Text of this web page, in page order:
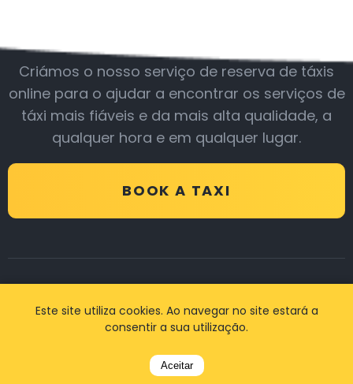
Criámos o nosso serviço de reserva de táxis
online para o ajudar a encontrar os serviços de
táxi mais fiáveis e da mais alta qualidade, a
qualquer hora e em qualquer lugar.
BOOK A TAXI
Avaliações
Este site utiliza cookies. Ao navegar no site estará a
consentir a sua utilização.
Aceitar